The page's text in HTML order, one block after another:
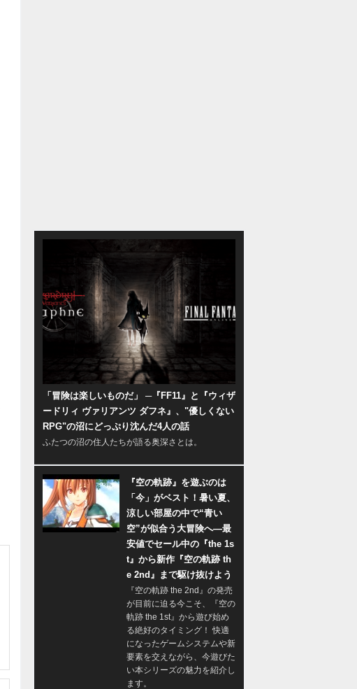
「冒険は楽しいものだ」 ─『FF11』と『ウィザ
ードリィ ヴァリアンツ ダフネ』、"優しくない
RPG"の沼にどっぷり沈んだ4人の話
ふたつの沼の住人たちが語る奥深さとは。
『空の軌跡』を遊ぶのは
「今」がベスト！暑い夏、
涼しい部屋の中で“青い
空”が似合う大冒険へ―最
安値でセール中の『the 1s
t』から新作『空の軌跡 th
e 2nd』まで駆け抜けよう
『空の軌跡 the 2nd』の発売
が目前に迫る今こそ、『空の
軌跡 the 1st』から遊び始め
る絶好のタイミング！ 快適
になったゲームシステムや新
要素を交えながら、今遊びた
い本シリーズの魅力を紹介し
ます。